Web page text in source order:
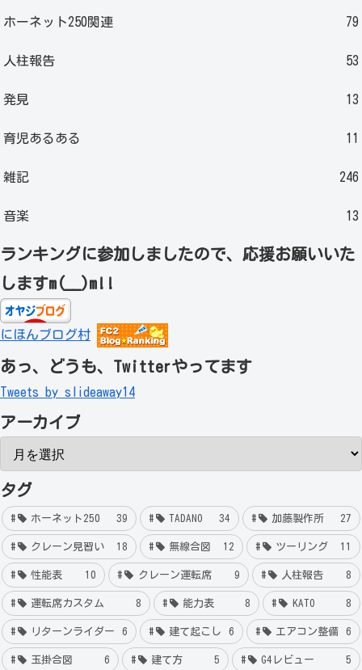
ホーネット250関連 79
人柱報告 53
発見 13
育児あるある 11
雑記 246
音楽 13
ランキングに参加しましたので、応援お願いいた
しますm(__)m!!
にほんブログ村
あっ、どうも、Twitterやってます
Tweets by slideaway14
アーカイブ
タグ
ホーネット250 39 TADANO 34 加藤製作所 27
クレーン見習い 18 無線合図 12 ツーリング 11
性能表 10 クレーン運転席 9 人柱報告 8
運転席カスタム 8 能力表 8 KATO 8
リターンライダー 6 建て起こし 6 エアコン整備 6
玉掛合図 6 建て方 5 G4レビュー 5